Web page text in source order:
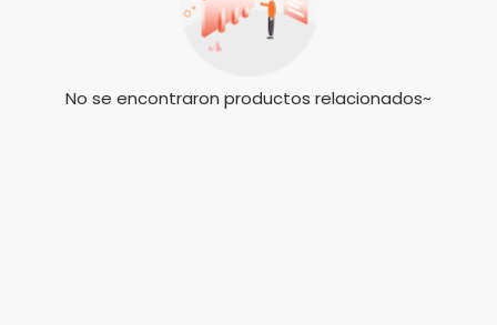
No se encontraron productos relacionados~